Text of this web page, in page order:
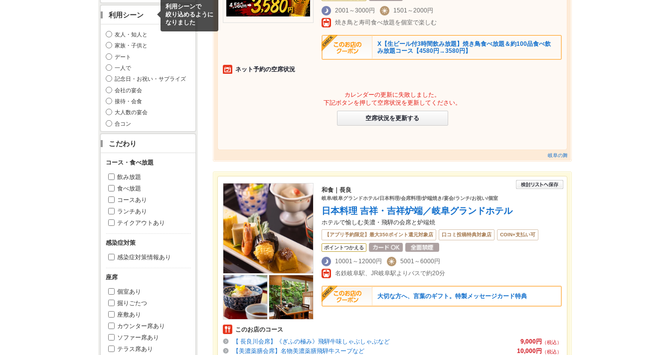
利用シーン
利用シーンで
絞り込めるように
なりました
友人・知人と
家族・子供と
デート
一人で
記念日・お祝い・サプライズ
会社の宴会
接待・会食
大人数の宴会
合コン
こだわり
コース・食べ放題
飲み放題
食べ放題
コースあり
ランチあり
テイクアウトあり
感染症対策
感染症対策情報あり
座席
個室あり
掘りごたつ
座敷あり
カウンター席あり
ソファー席あり
テラス席あり
2001～3000円
1501～2000円
焼き鳥と寿司食べ放題を個室で楽しむ
X【生ビール付3時間飲み放題】焼き鳥食べ放題＆約100品食べ飲
み放題コース【4580円→3580円】
ネット予約の空席状況
カレンダーの更新に失敗しました。
下記ボタンを押して空席状況を更新してください。
空席状況を更新する
岐阜の舞
和食｜長良
岐阜/岐阜グランドホテル/日本料理/会席料理/炉端焼き/宴会/ランチ/お祝い/個室
日本料理 吉祥・吉祥炉端／岐阜グランドホテル
ホテルで愉しむ美濃・飛騨の会席と炉端焼
【アプリ予約限定】最大350ポイント還元対象店 口コミ投稿特典対象店 COIN+支払い可
ポイントつかえる
10001～12000円
5001～6000円
名鉄岐阜駅、JR岐阜駅よりバスで約20分
大切な方へ、言葉のギフト。特製メッセージカード特典
このお店のコース
9,000円
（税込）
【 長良川会席】《ぎふの極み》飛騨牛味しゃぶしゃぶなど
10,000円
（税込）
【美濃薬膳会席】名物美濃薬膳飛騨牛スープなど